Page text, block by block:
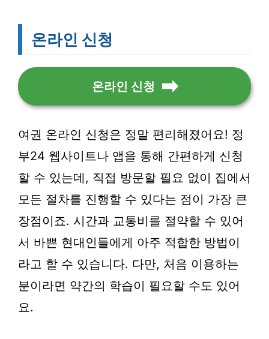
온라인 신청
온라인 신청
여권 온라인 신청은 정말 편리해졌어요! 정
부24 웹사이트나 앱을 통해 간편하게 신청
할 수 있는데, 직접 방문할 필요 없이 집에서
모든 절차를 진행할 수 있다는 점이 가장 큰
장점이죠. 시간과 교통비를 절약할 수 있어
서 바쁜 현대인들에게 아주 적합한 방법이
라고 할 수 있습니다. 다만, 처음 이용하는
분이라면 약간의 학습이 필요할 수도 있어
요.